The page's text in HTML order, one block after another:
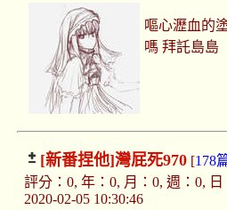
嘔心瀝血的
嗎 拜託島島
[新番捏他]灣屁死970[178
評分：0, 年：0, 月：0, 週：0, 日
2020-02-05 10:30:46